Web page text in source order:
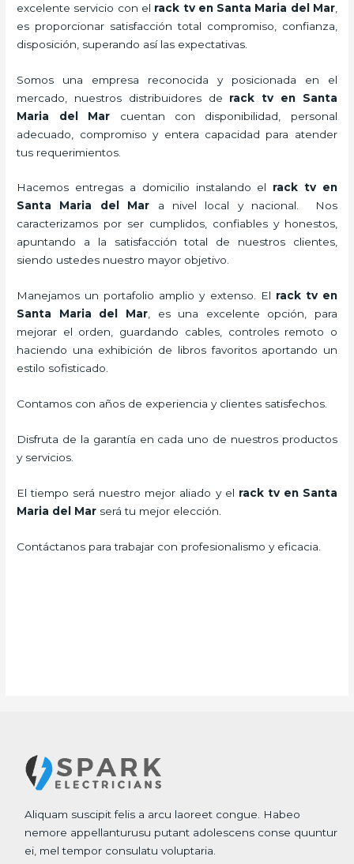
excelente servicio con el rack tv en Santa Maria del Mar,
es proporcionar satisfacción total compromiso, confianza,
disposición, superando así las expectativas.
Somos una empresa reconocida y posicionada en el
mercado, nuestros distribuidores de rack tv en Santa
Maria del Mar cuentan con disponibilidad, personal
adecuado, compromiso y entera capacidad para atender
tus requerimientos.
Hacemos entregas a domicilio instalando el rack tv en
Santa Maria del Mar a nivel local y nacional.
Nos
caracterizamos por ser cumplidos, confiables y honestos,
apuntando a la satisfacción total de nuestros clientes,
siendo ustedes nuestro mayor objetivo.
Manejamos un portafolio amplio y extenso. El rack tv en
Santa Maria del Mar, es una excelente opción, para
mejorar el orden, guardando cables, controles remoto o
haciendo una exhibición de libros favoritos aportando un
estilo sofisticado.
Contamos con años de experiencia y clientes satisfechos.
Disfruta de la garantía en cada uno de nuestros productos
y servicios.
El tiempo será nuestro mejor aliado y el rack tv en Santa
Maria del Mar será tu mejor elección.
Contáctanos para trabajar con profesionalismo y eficacia.
Aliquam suscipit felis a arcu laoreet congue. Habeo
nemore appellanturusu putant adolescens conse quuntur
ei, mel tempor consulatu voluptaria.